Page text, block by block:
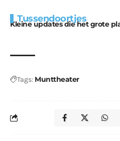
Tussendoortjes
Kleine updates die het grote
voor kabouters
Tags: Munttheater